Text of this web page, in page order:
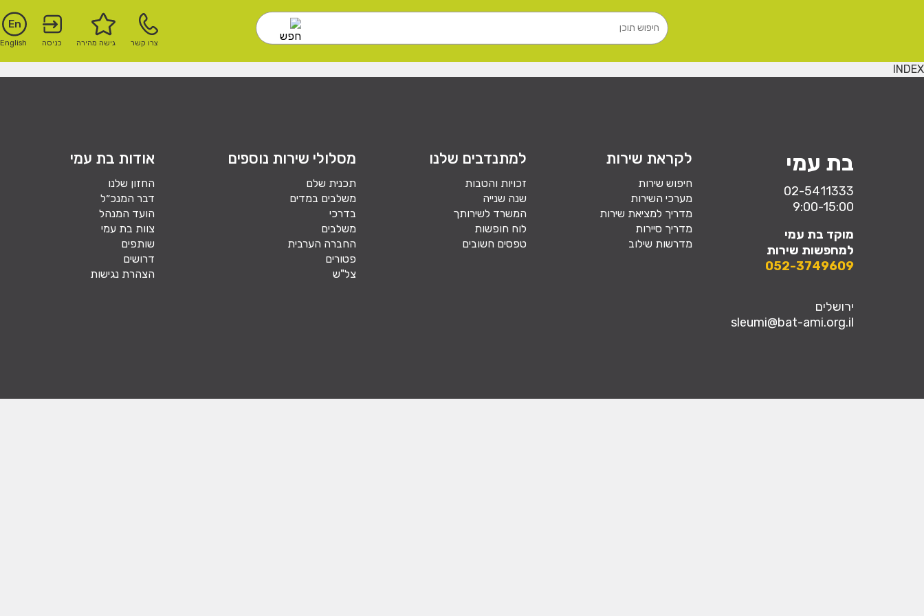
צרו קשר גישה מהירה כניסה
En
English
INDEX
בת עמי
02-5411333
9:00-15:00
מוקד בת עמי
למחפשות שירות
052-3749609
לקראת שירות
חיפוש שירות
מערכי השירות
מדריך למציאת שירות
מדריך סיירות
מדרשות שילוב
למתנדבים שלנו
זכויות והטבות
שנה שנייה
המשרד לשירותך
לוח חופשות
טפסים חשובים
מסלולי שירות נוספים
תכנית שלם
משלבים במדים
בדרכי
משלבים
החברה הערבית
פטורים
צל"ש
אודות בת עמי
החזון שלנו
דבר המנכ״ל
הועד המנהל
צוות בת עמי
שותפים
דרושים
הצהרת נגישות
ירושלים
sleumi@bat-ami.org.il